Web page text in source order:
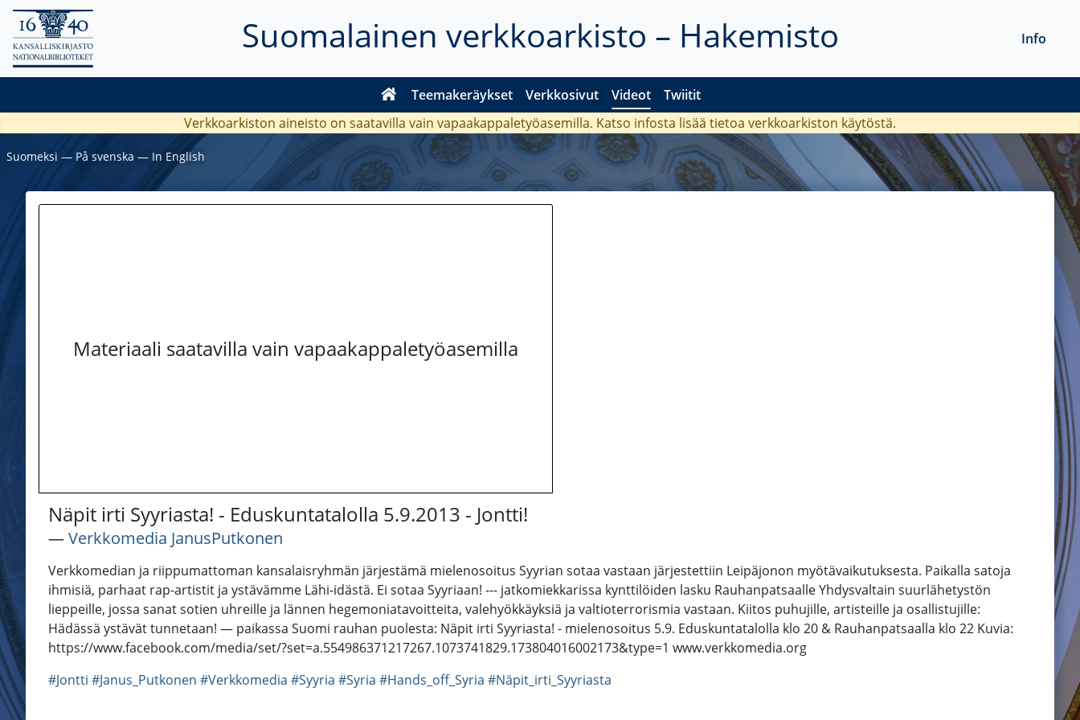
Suomalainen verkkoarkisto – Hakemisto
Teemakeräykset Verkkosivut Videot Twiitit
Info
Verkkoarkiston aineisto on saatavilla vain vapaakappaletyöasemilla. Katso infosta lisää tietoa verkkoarkiston käytöstä.
Suomeksi ― På svenska ― In English
Materiaali saatavilla vain vapaakappaletyöasemilla
Näpit irti Syyriasta! - Eduskuntatalolla 5.9.2013 - Jontti!
―Verkkomedia JanusPutkonen
Verkkomedian ja riippumattoman kansalaisryhmän järjestämä mielenosoitus Syyrian sotaa vastaan järjestettiin Leipäjonon myötävaikutuksesta. Paikalla satoja
ihmisiä, parhaat rap-artistit ja ystävämme Lähi-idästä. Ei sotaa Syyriaan! --- jatkomiekkarissa kynttilöiden lasku Rauhanpatsaalle Yhdysvaltain suurlähetystön
lieppeille, jossa sanat sotien uhreille ja lännen hegemoniatavoitteita, valehyökkäyksiä ja valtioterrorismia vastaan. Kiitos puhujille, artisteille ja osallistujille:
Hädässä ystävät tunnetaan! — paikassa Suomi rauhan puolesta: Näpit irti Syyriasta! - mielenosoitus 5.9. Eduskuntatalolla klo 20 & Rauhanpatsaalla klo 22 Kuvia:
https://www.facebook.com/media/set/?set=a.554986371217267.1073741829.173804016002173&type=1 www.verkkomedia.org
#Jontti #Janus_Putkonen #Verkkomedia #Syyria #Syria #Hands_off_Syria #Näpit_irti_Syyriasta